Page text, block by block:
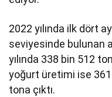
2022 yılında ilk dört
seviyesinde bulunan
yılında 338 bin 512
yoğurt üretimi ise
tona çıktı.